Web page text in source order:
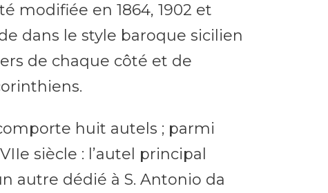
modifiée en 1864, 1902 et
dans le style baroque sicilien
de chaque côté et de
huit autels ; parmi
siècle : l’autel principal
autre dédié à S. Antonio da